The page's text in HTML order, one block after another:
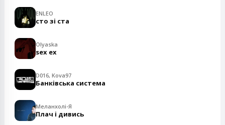
ENLEO
сто зі ста
Olyaska
sex ex
D016, Kova97
Банківська система
Меланхолі-Я
Плач і дивись